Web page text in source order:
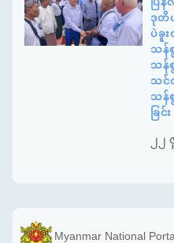
ဒုတိ
ပဲခူ
သန်
သန်
သင်
သန်စွ
ခြင်း
၂၂
Myanmar National